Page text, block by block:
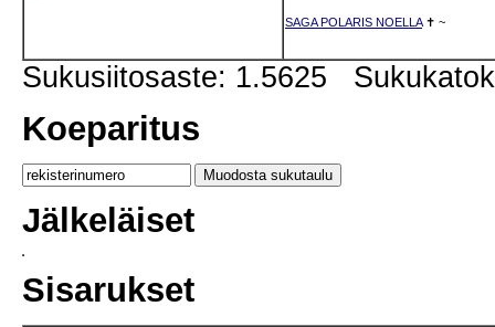
SAGA POLARIS NOELLA✝ ~
Sukusiitosaste: 1.5625
Koeparitus
Jälkeläiset
Sisarukset